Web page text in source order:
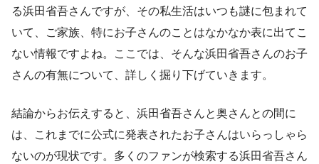
る浜田省吾さんですが、その私生活はいつも謎に包まれて
いて、ご家族、特にお子さんのことはなかなか表に出てこ
ない情報ですよね。ここでは、そんな浜田省吾さんのお子
さんの有無について、詳しく掘り下げていきます。
結論からお伝えすると、浜田省吾さんと奥さんとの間に
は、これまでに公式に発表されたお子さんはいらっしゃら
ないのが現状です。多くのファンが検索する浜田省吾さん